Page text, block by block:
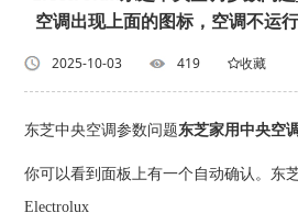
空调出现上面的图标，空调不运
2025-10-03 419 收藏
东芝中央空调参数问题东芝家用中央空
你可以看到面板上有一个自动确认。东
Electrolux